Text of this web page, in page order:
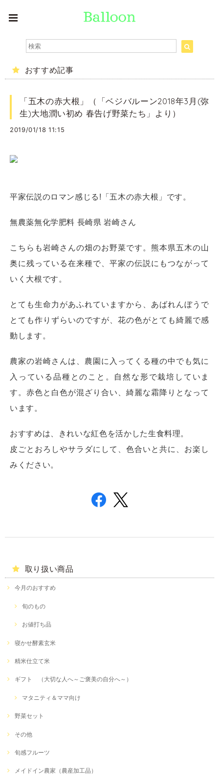
おすすめ記事
「五木の赤大根」（「ベジバルーン2018年3月(弥
生)大地潤い初め 春告げ野菜たち」より）
2019/01/18 11:15
平家伝説のロマン感じる!「五木の赤大根」です。
無農薬無化学肥料 長崎県 岩崎さん
こちらも岩崎さんの畑のお野菜です。熊本県五木の山
奥に残っている在来種で、平家の伝説にもつながって
いく大根です。
とても生命力があふれていますから、あばれんぼうで
とても作りずらいのですが、花の色がとても綺麗で感
動します。
農家の岩崎さんは、農園に入ってくる種の中でも気に
入っている品種とのこと。自然な形で栽培していま
す。赤色と白色が混ざり合い、綺麗な霜降りとなって
います。
おすすめは、きれいな紅色を活かした生食料理。
皮ごとおろしやサラダにして、色合いと共に、お楽し
みください。
取り扱い商品
今月のおすすめ
旬のもの
お値打ち品
寝かせ酵素玄米
精米仕立て米
ギフト （大切な人へ～ご褒美の自分へ～）
マタニティ＆ママ向け
野菜セット
その他
旬感フルーツ
メイドイン農家（農産加工品）